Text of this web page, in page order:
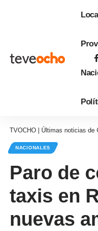
TVOCHO | Últimas noticias de
NACIONALES
Paro de
taxis en
nuevas